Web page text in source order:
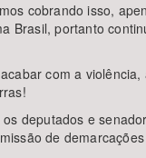
cobrando isso,
Brasil, portanto
com a
deputados e
de